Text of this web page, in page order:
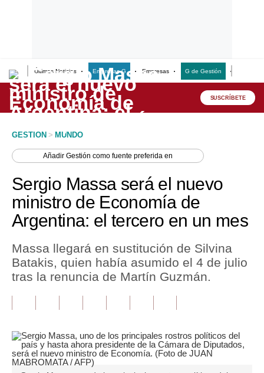
Últimas Noticias Empresas G Empresas G de Gestión
Lo último
Peru Quiosco
Economía
Mercados
Política
Finanzas Personales
Inmobiliarias
Plus G
SUSCRÍBETE
GESTION > MUNDO
AñadirGestión como fuente preferida en
Sergio Massa será el nuevo
ministro de Economía de
Argentina: el tercero en un mes
Massa llegará en sustitución de Silvina
Batakis, quien había asumido el 4 de julio
tras la renuncia de Martín Guzmán.